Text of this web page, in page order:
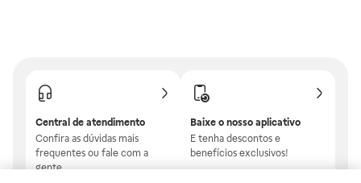
Central de atendimento
Confira as dúvidas mais
frequentes ou fale com a
gente.
Baixe o nosso aplicativo
E tenha descontos e
benefícios exclusivos!